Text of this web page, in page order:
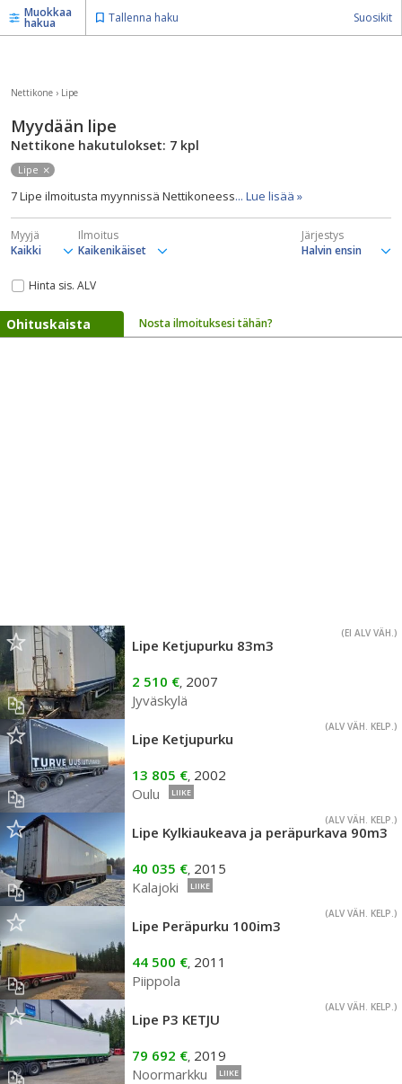
Muokkaa
hakua Tallenna haku Suosikit
Nettikone › Lipe
Myydään lipe
Nettikone hakutulokset: 7 kpl
Lipe
7 Lipe ilmoitusta myynnissä Nettikoneess... Lue lisää »
Myyjä Ilmoitus Järjestys
Hinta sis. ALV
Ohituskaista Nosta ilmoituksesi tähän?
(EI ALV VÄH.)
Lipe Ketjupurku 83m3
2 510 €, 2007
Jyväskylä
(ALV VÄH. KELP.)
Lipe Ketjupurku
13 805 €, 2002
Oulu
LIIKE
(ALV VÄH. KELP.)
Lipe Kylkiaukeava ja peräpurkava 90m3
40 035 €, 2015
Kalajoki
LIIKE
(ALV VÄH. KELP.)
Lipe Peräpurku 100im3
44 500 €, 2011
Piippola
(ALV VÄH. KELP.)
Lipe P3 KETJU
79 692 €, 2019
Noormarkku
LIIKE